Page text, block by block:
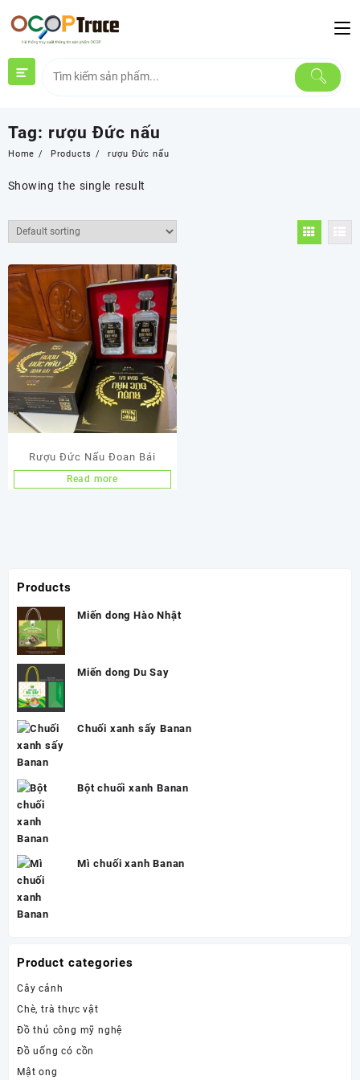
content
Tag: rượu Đức nấu
Home Products rượu Đức nấu
Showing the single result
Rượu Đức Nấu Đoan Bái
Read more
Products
Miến dong Hào Nhật
Miến dong Du Say
Chuối xanh sấy Banan
Bột chuối xanh Banan
Mì chuối xanh Banan
Product categories
Cây cảnh
Chè, trà thực vật
Đồ thủ công mỹ nghệ
Đồ uống có cồn
Mật ong